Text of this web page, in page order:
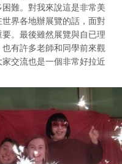
難。對我來說這是非常美
界各地辦展覽的話，面對
。最後雖然展覽與自已理
有許多老師和同學前來觀
交流也是一個非常好拉近